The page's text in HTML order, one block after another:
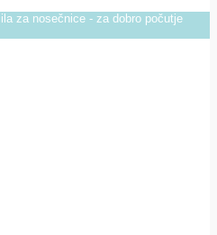
za nosečnice - za dobro počutje